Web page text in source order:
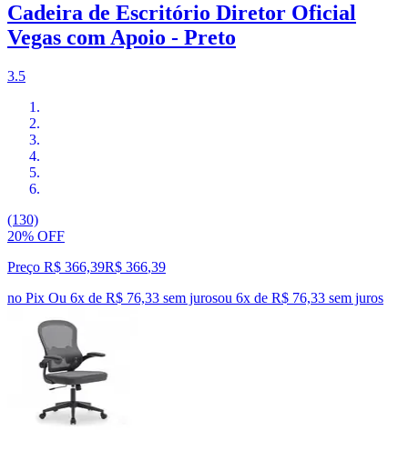
Cadeira de Escritório Diretor Oficial
Vegas com Apoio - Preto
3.5
(130)
20% OFF
Preço R$ 366,39R$ 366,39
no Pix Ou 6x de R$ 76,33 sem jurosou 6x de R$ 76,33 sem juros